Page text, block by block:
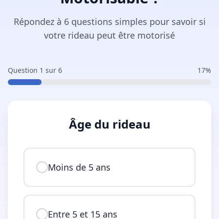
Répondez à 6 questions simples pour savoir si
votre rideau peut être motorisé
Question 1 sur 6 17%
Âge du rideau
Moins de 5 ans
Entre 5 et 15 ans